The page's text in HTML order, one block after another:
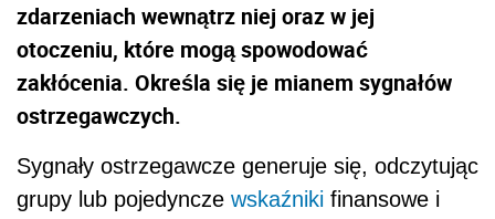
zdarzeniach wewnątrz niej oraz w jej
otoczeniu, które mogą spowodować
zakłócenia. Określa się je mianem sygnałów
ostrzegawczych.
Sygnały ostrzegawcze generuje się, odczytując
grupy lub pojedyncze wskaźniki finansowe i